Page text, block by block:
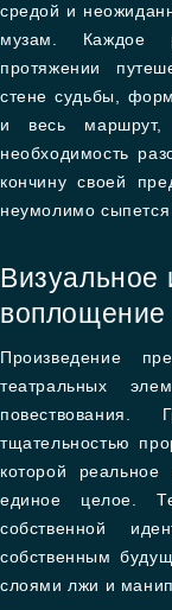
средой и
музам. Каждое
протяжении
стене судьбы,
и весь
необходимость
кончину своей
неумолимо сыпется
Визуальное
воплощение
Произведение
театральных
повествования.
тщательностью
которой реальное
единое целое.
собственной
собственным
слоями лжи и